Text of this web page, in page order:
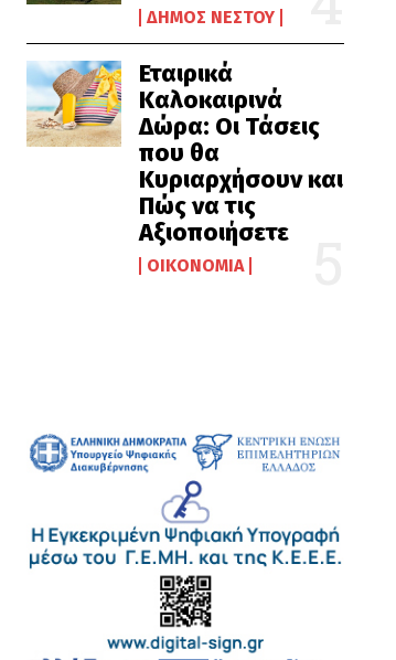
ΔΉΜΟΣ ΝΈΣΤΟΥ
Εταιρικά
Καλοκαιρινά
Δώρα: Οι Τάσεις
που θα
Κυριαρχήσουν και
Πώς να τις
Αξιοποιήσετε
ΟΙΚΟΝΟΜΊΑ